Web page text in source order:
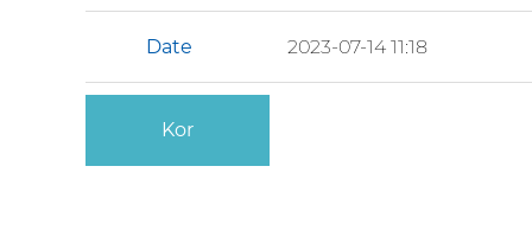
Date 2023-07-14 11:18
Kor